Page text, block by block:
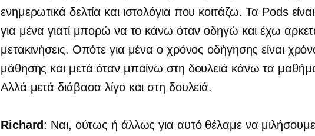
ενημερωτικά δελτία και ιστολόγια που κοιτάζω. Τα Pods
για μένα γιατί μπορώ να το κάνω όταν οδηγώ και έχω
μετακινήσεις. Οπότε για μένα ο χρόνος οδήγησης είναι
μάθησης και μετά όταν μπαίνω στη δουλειά κάνω τα
Αλλά μετά διάβασα λίγο και στη δουλειά.
Richard: Ναι, ούτως ή άλλως για αυτό θέλαμε να